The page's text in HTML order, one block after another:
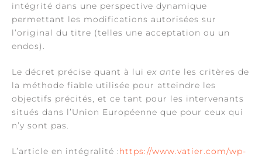
intégrité dans une perspective dynamique
permettant les modifications autorisées sur
l’original du titre (telles une acceptation ou un
endos).
Le décret précise quant à lui ex ante les critères de
la méthode fiable utilisée pour atteindre les
objectifs précités, et ce tant pour les intervenants
situés dans l’Union Européenne que pour ceux qui
n’y sont pas.
L’article en intégralité :https://www.vatier.com/wp-